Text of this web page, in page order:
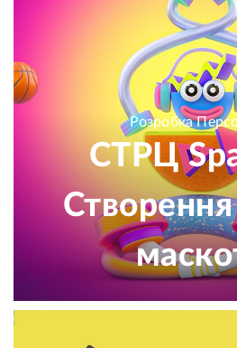
Розробка
СТРЦ